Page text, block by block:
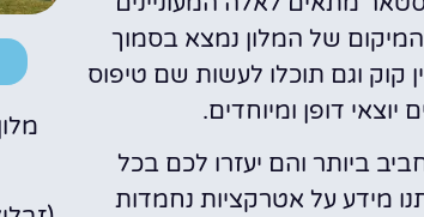
של המלון נמצא בסמוך
קוק וגם תוכלו לעשות שם טיפוס
יוצאי דופן ומיוחדים.
ביותר והם יעזרו לכם בכל
מידע על אטרקציות נחמדות